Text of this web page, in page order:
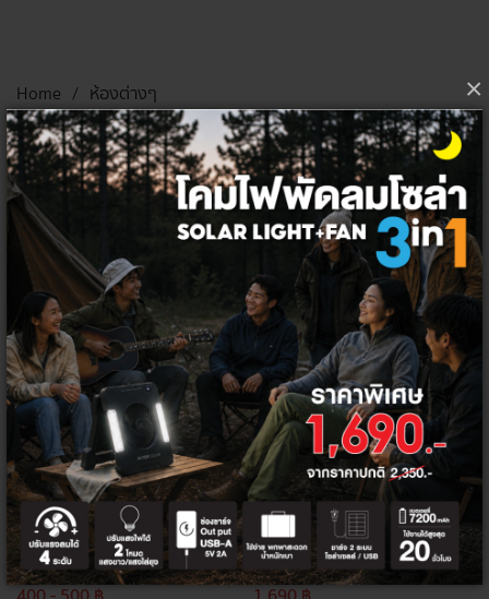
×
Home
ห้องต่างๆ
ตัวกรอง
ทั้งหมด
ลด
16%
MACAN หลอด LED HI-POWER E27
แสงขาว
500 - 600 ฿
ลด
28%
HI-TEK โคมไฟพัดลมโซล่า 6" 3 ใน 1 สี
เทา
2,350 ฿